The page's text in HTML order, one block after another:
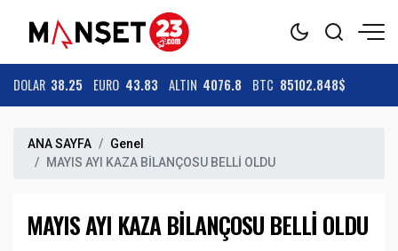
DOLAR 38.25 EURO 43.83 ALTIN 4076.8 BTC 85102.848$
ANA SAYFA
Genel
MAYIS AYI KAZA BİLANÇOSU BELLİ OLDU
MAYIS AYI KAZA BİLANÇOSU BELLİ OLDU